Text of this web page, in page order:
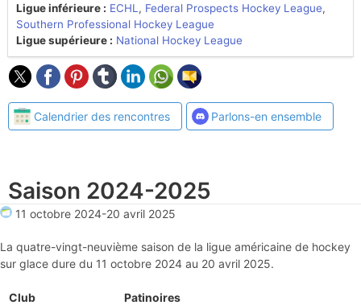
Ligue inférieure : ECHL , Federal Prospects Hockey League,
Southern Professional Hockey League
Ligue supérieure : National Hockey League
Calendrier des rencontres Parlons-en ensemble
Saison 2024-2025
11 octobre 2024-20 avril 2025
La quatre-vingt-neuvième saison de la ligue américaine de hockey
sur glace dure du 11 octobre 2024 au 20 avril 2025.
Club Patinoires